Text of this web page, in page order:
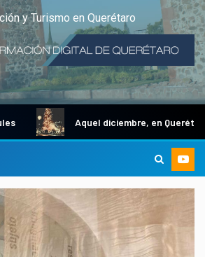
y Turismo en Querétaro
Aquel diciembre, en Querétaro